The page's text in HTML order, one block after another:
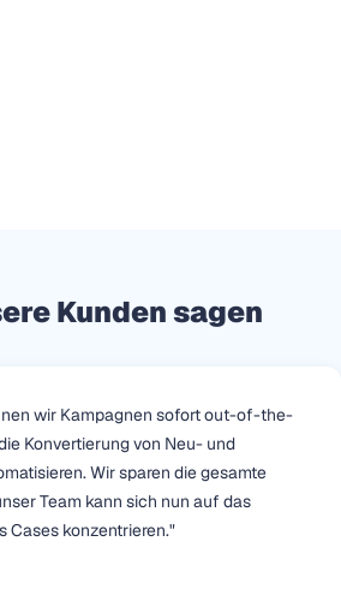
Kunden sagen
wir Kampagnen sofort out-of-the-
Konvertierung von Neu- und
Wir sparen die gesamte
Team kann sich nun auf das
Cases konzentrieren."